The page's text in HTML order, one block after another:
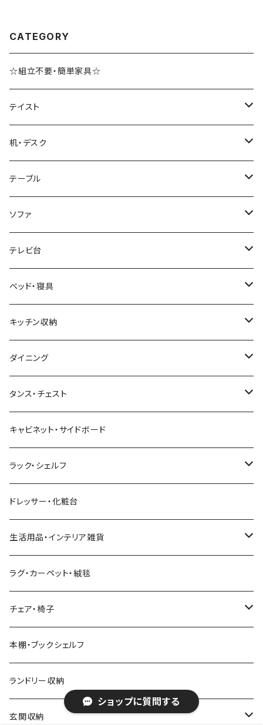
ショップに質問する
CATEGORY
☆組立不要・簡単家具☆
テイスト
ブルックリンスタイル
ホテルライク風インテリア
韓国インテリア
和風/和モダン
ミッドセンチュリー
西海岸風
カフェ風
ヴィンテージ
北欧風・ノルディック
インダストリアル
フレンチカントリー
アジアン
ボタニカル
モダン
カントリー
アンティーク
ヨーロピアン
机・デスク
パソコンデスク・ワークデスク
学習机・勉強机
収納付きデスク
折りたたみデスク
サイズ
幅100cm以下
幅101～120cm
デスクワゴン
テーブル
サイズ
幅100cm以下
幅101～120cm
ローテーブル・リビングテーブル
サイドテーブル・ナイトテーブル
カウンターテーブル
こたつ・こたつテーブル
こたつテーブル+布団掛敷セット
こたつテーブル+掛け布団
ネストテーブル
折りたたみテーブル
昇降式・リフティングテーブル
ソファ
サイズ
幅90cm以下
幅91～120cm
1人掛けソファ
2人掛けソファ
3人掛けソファ
4人掛け以上のソファ
ソファベッド
フロアソファ・ローソファ
リクライニングソファ
カウチソファ・コーナーソファ
オットマン
電動リクライニングソファ
テレビ台
サイズ
幅90cm以下
幅91～120cm
ロータイプテレビ台・ローボード
ミドルタイプテレビ台
コーナーテレビ台
ハイタイプテレビ台・壁面収納
伸縮テレビ台
テレビスタンド
ベッド・寝具
サイズ
セミシングルショート
シングルベッド
ベッドフレーム
マット付きベッド
収納付きベッド
ロフトベッド
ヘッドボード
マットレス
寝具
キッチン収納
食器棚
キッチンカウンター
キッチンワゴン
レンジ台
キッチンラック
キッチン雑貨
ダイニング
ダイニングテーブル
ダイニングテーブルセット
2人用ダイニングテーブルセット
4人用ダイニングテーブルセット
ダイニングチェア・ベンチ
ダイニングソファ
タンス・チェスト
サイドチェスト
ハイチェスト
キャビネット・サイドボード
ラック・シェルフ
オープンラック
突っ張り収納
カート
ディスプレイラック
ドレッサー・化粧台
生活用品・インテリア雑貨
ミラー・姿見
ハンガーラック・ポールハンガー
ダストボックス
ハンキングラック
プランター用品
ラグ・カーペット・絨毯
チェア・椅子
スツール
カウンターチェア
デザイナーズチェア
本棚・ブックシェルフ
ランドリー収納
玄関収納